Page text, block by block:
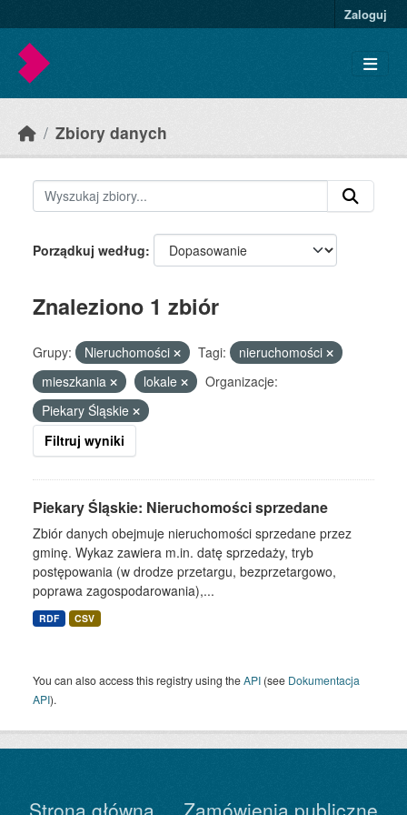
Zaloguj
Zbiory danych
Porządkuj według
Znaleziono 1 zbiór
Grupy: Nieruchomości Tagi:
nieruchomości
mieszkania
lokale
Organizacje:
Piekary Śląskie
Filtruj wyniki
Piekary Śląskie: Nieruchomości sprzedane
Zbiór danych obejmuje nieruchomości sprzedane przez
gminę. Wykaz zawiera m.in. datę sprzedaży, tryb
postępowania (w drodze przetargu, bezprzetargowo,
poprawa zagospodarowania),...
RDF CSV
You can also access this registry using theAPI (see Dokumentacja
API).
Strona główna Zamówienia publiczne